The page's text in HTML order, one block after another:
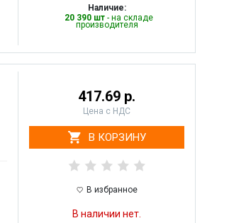
Наличие:
20 390 шт- на складе
производителя
417.69 р.
Цена с НДС
В КОРЗИНУ
В избранное
В наличии нет.